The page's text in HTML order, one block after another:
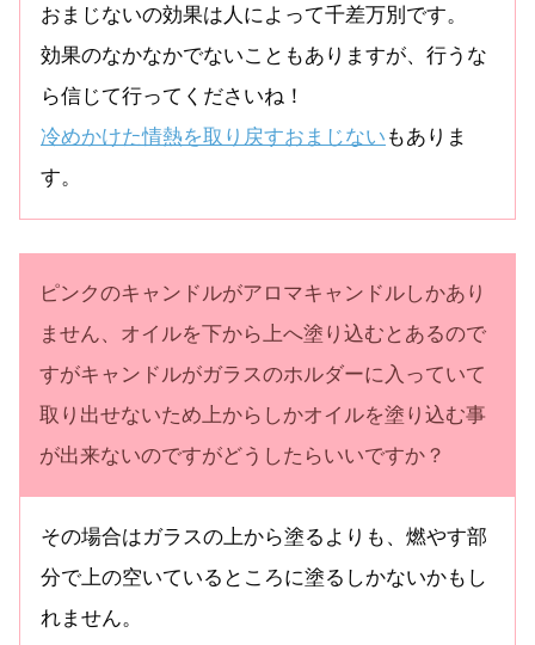
おまじないの効果は人によって千差万別です。
効果のなかなかでないこともありますが、行うな
ら信じて行ってくださいね！
冷めかけた情熱を取り戻すおまじない もありま
す。
ピンクのキャンドルがアロマキャンドルしかあり
ません、オイルを下から上へ塗り込むとあるので
すがキャンドルがガラスのホルダーに入っていて
取り出せないため上からしかオイルを塗り込む事
が出来ないのですがどうしたらいいですか？
その場合はガラスの上から塗るよりも、燃やす部
分で上の空いているところに塗るしかないかもし
れません。